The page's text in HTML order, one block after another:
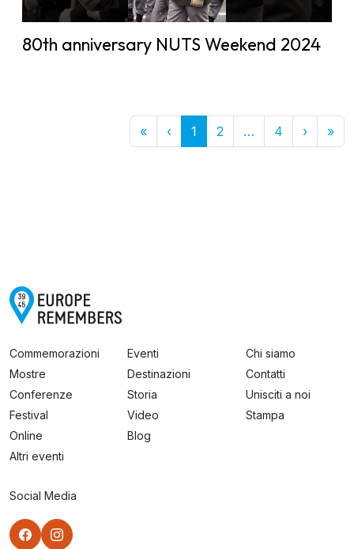
80th anniversary NUTS Weekend 2024
«First
‹Previous
1 2 … More
4 › Next
»
Commemorazioni
Mostre
Conferenze
Festival
Online
Altri eventi
Eventi
Destinazioni
Storia
Video
Blog
Chi siamo
Contatti
Unisciti a noi
Stampa
Social Media